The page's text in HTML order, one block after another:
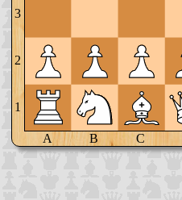
3
2
1
A B C